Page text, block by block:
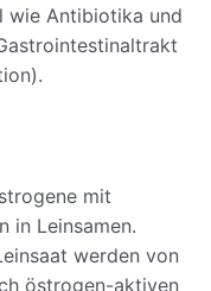
wie Antibiotika und
mit
in Leinsamen.
werden von
östrogen-aktiven